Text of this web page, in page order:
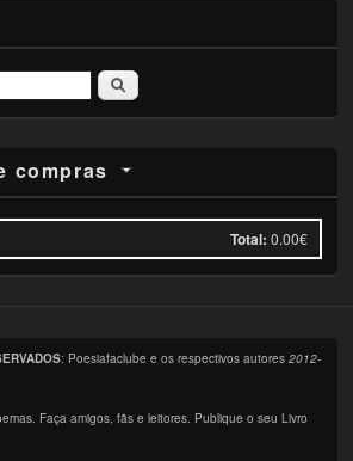
Pesquisar
compras
Total: 0.00€
: Poesiafaclube e os respectivos autores2012-
Faça amigos, fãs e leitores. Publique o seu Livro